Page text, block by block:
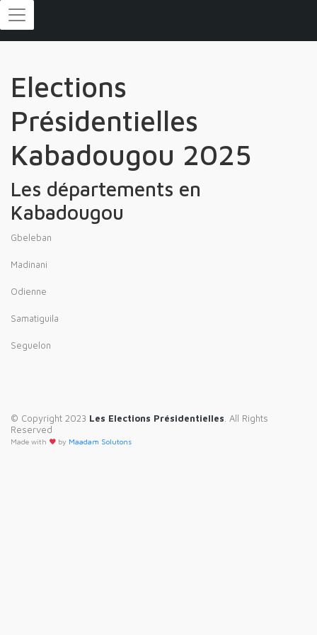
Elections
Présidentielles
Kabadougou 2025
Les départements en
Kabadougou
Gbeleban
Madinani
Odienne
Samatiguila
Seguelon
© Copyright 2023 Les Elections Présidentielles . All Rights
Reserved
Made with by Maadam Solutons